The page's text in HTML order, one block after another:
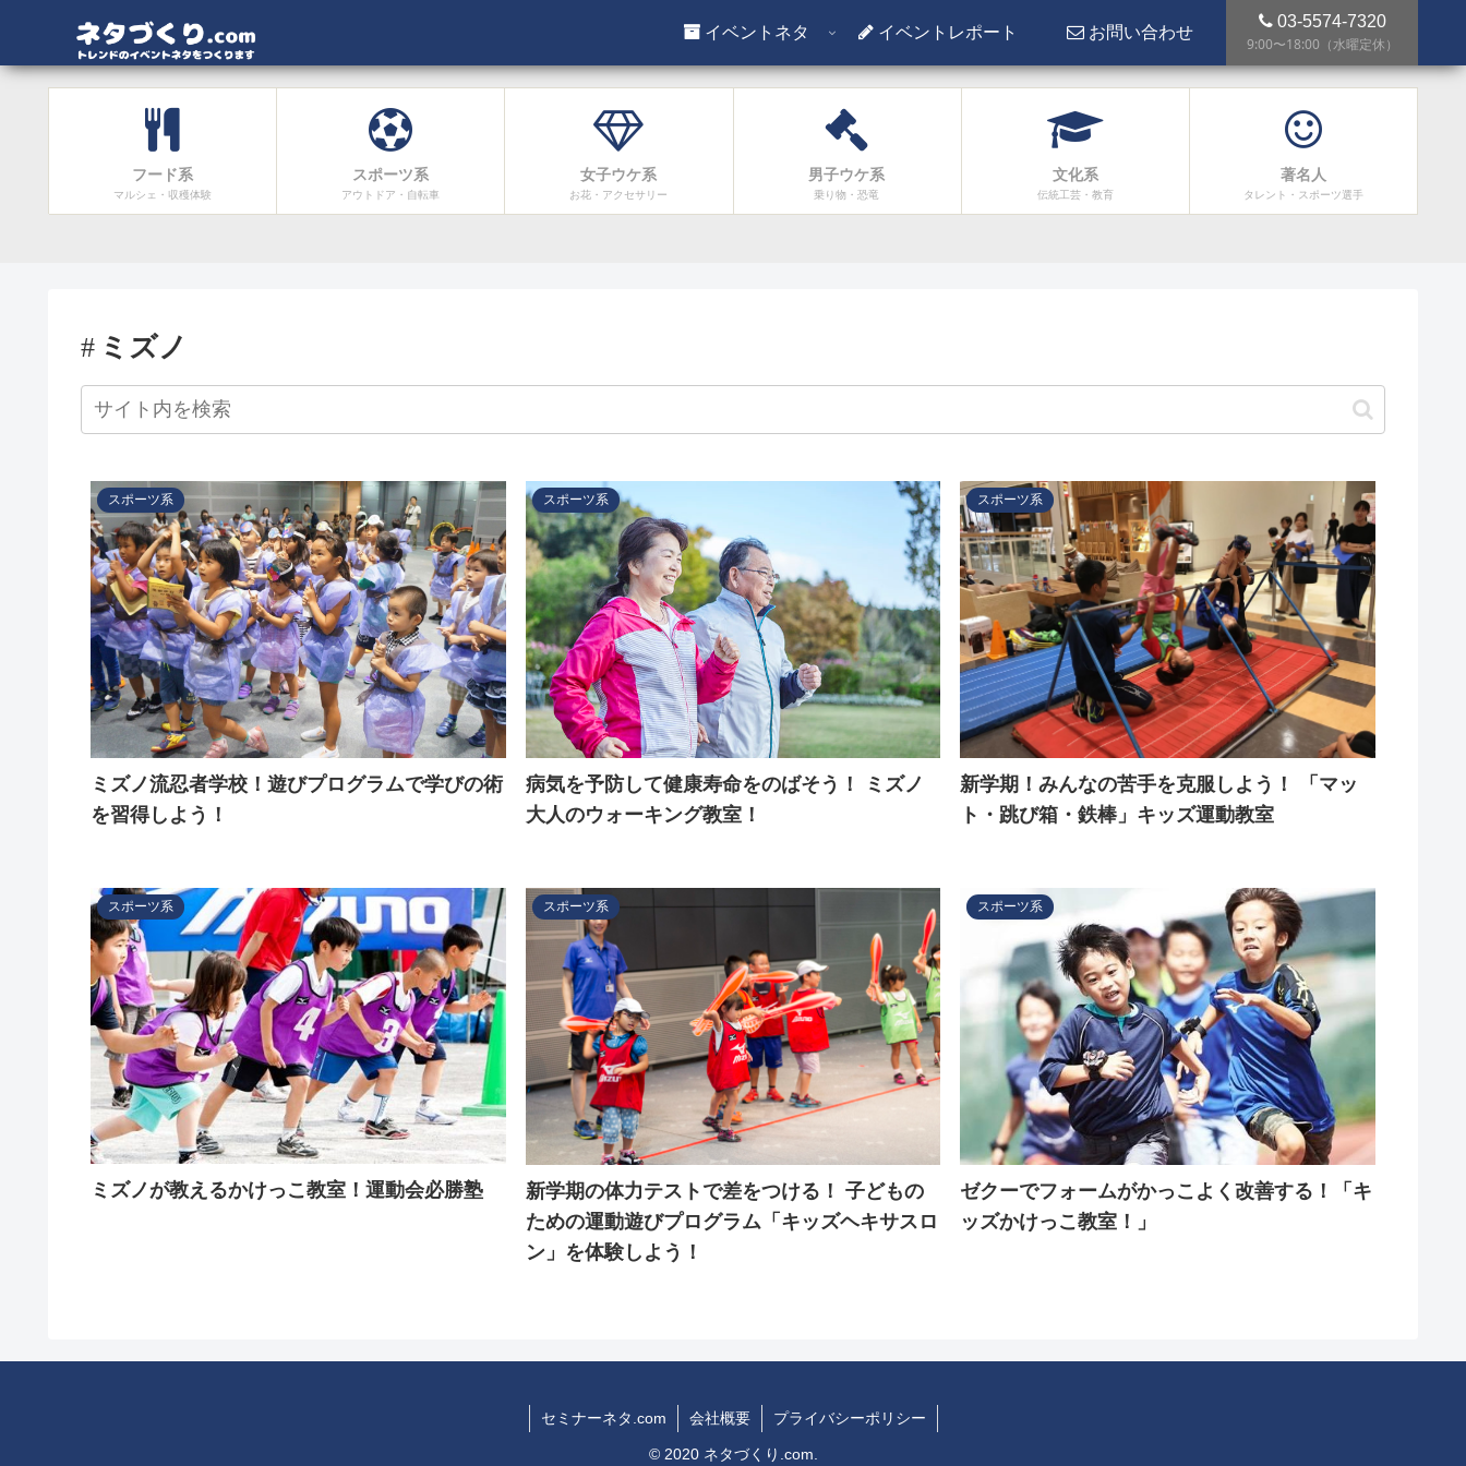
イベントネタ イベントレポート お問い合わせ
03-5574-7320
9:00〜18:00（水曜定休）
フード系
マルシェ・収穫体験
スポーツ系
アウトドア・自転車
女子ウケ系
お花・アクセサリー
男子ウケ系
乗り物・恐竜
文化系
伝統工芸・教育
著名人
タレント・スポーツ選手
ミズノ
スポーツ系
ミズノ流忍者学校！遊びプログラムで学びの術
を習得しよう！
スポーツ系
病気を予防して健康寿命をのばそう！ ミズノ
大人のウォーキング教室！
スポーツ系
新学期！みんなの苦手を克服しよう！ 「マッ
ト・跳び箱・鉄棒」キッズ運動教室
スポーツ系
ミズノが教えるかけっこ教室！運動会必勝塾
スポーツ系
新学期の体力テストで差をつける！ 子どもの
ための運動遊びプログラム「キッズヘキサスロ
ン」を体験しよう！
スポーツ系
ゼクーでフォームがかっこよく改善する！「キ
ッズかけっこ教室！」
セミナーネタ.com 会社概要 プライバシーポリシー
© 2020 ネタづくり.com.